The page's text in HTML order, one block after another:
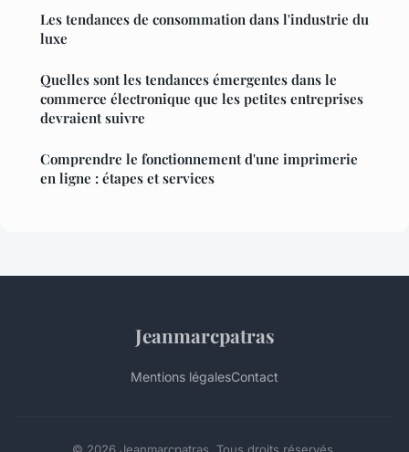
Les tendances de consommation dans l'industrie du
luxe
Quelles sont les tendances émergentes dans le
commerce électronique que les petites entreprises
devraient suivre
Comprendre le fonctionnement d'une imprimerie
en ligne : étapes et services
Jeanmarcpatras
Mentions légalesContact